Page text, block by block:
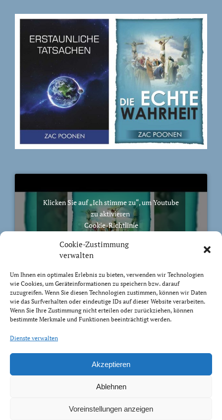
Cookie-Zustimmung
verwalten
Um Ihnen ein optimales Erlebnis zu bieten, verwenden wir Technologien
wie Cookies, um Geräteinformationen zu speichern bzw. darauf
zuzugreifen. Wenn Sie diesen Technologien zustimmen, können wir Daten
wie das Surfverhalten oder eindeutige IDs auf dieser Website verarbeiten.
Wenn Sie Ihre Zustimmung nicht erteilen oder zurückziehen, können
bestimmte Merkmale und Funktionen beeinträchtigt werden.
Dienste verwalten
Akzeptieren
Ablehnen
Voreinstellungen anzeigen
Klicken Sie auf „Ich stimme zu“, um Youtube
zu aktivieren
Cookie-Richtlinie
Ich stimme zu
BIBELVERS DES TAGES
euch tragen, bis ihr grau werdet. Ich habe es getan; ich
will heben und tragen und erretten.